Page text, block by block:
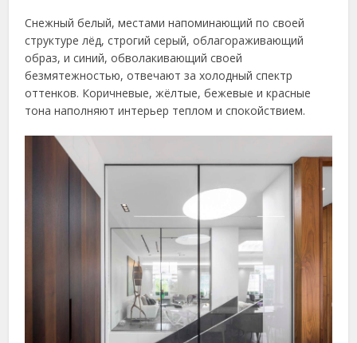
Снежный белый, местами напоминающий по своей
структуре лёд, строгий серый, облагораживающий
образ, и синий, обволакивающий своей
безмятежностью, отвечают за холодный спектр
оттенков. Коричневые, жёлтые, бежевые и красные
тона наполняют интерьер теплом и спокойствием.